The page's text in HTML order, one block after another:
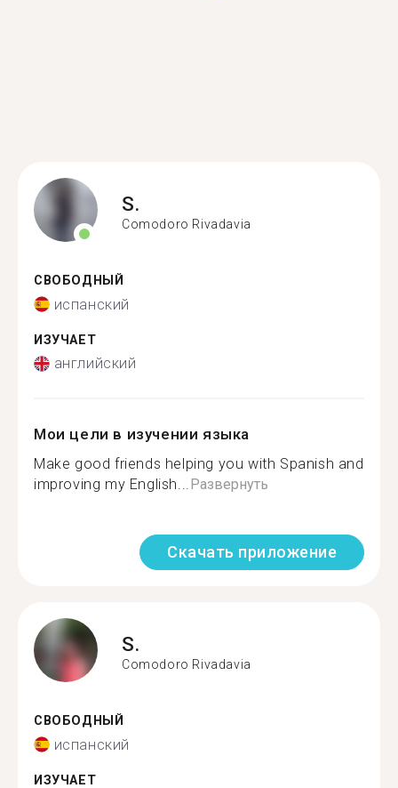
S.
Comodoro Rivadavia
СВОБОДНЫЙ
испанский
ИЗУЧАЕТ
английский
Мои цели в изучении языка
Make good friends helping you with Spanish and
improving my English...Развернуть
Скачать приложение
S.
Comodoro Rivadavia
СВОБОДНЫЙ
испанский
ИЗУЧАЕТ